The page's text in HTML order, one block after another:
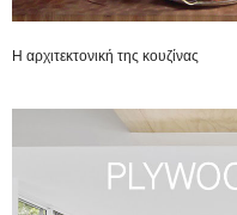
Η αρχιτεκτονική της κουζίνας